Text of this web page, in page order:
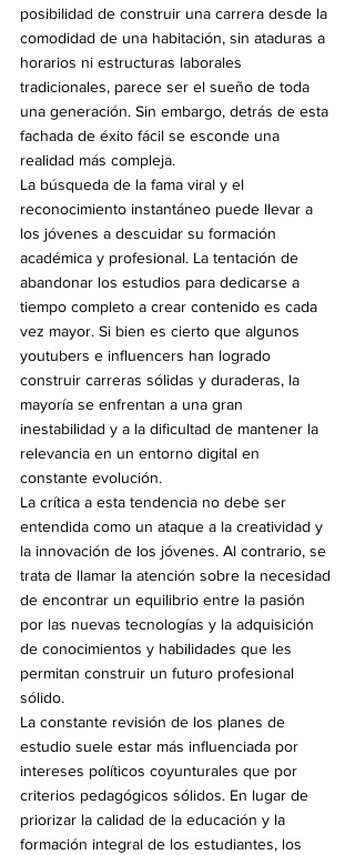
posibilidad de construir una carrera desde la
comodidad de una habitación, sin ataduras a
horarios ni estructuras laborales
tradicionales, parece ser el sueño de toda
una generación. Sin embargo, detrás de esta
fachada de éxito fácil se esconde una
realidad más compleja.
La búsqueda de la fama viral y el
reconocimiento instantáneo puede llevar a
los jóvenes a descuidar su formación
académica y profesional. La tentación de
abandonar los estudios para dedicarse a
tiempo completo a crear contenido es cada
vez mayor. Si bien es cierto que algunos
youtubers e influencers han logrado
construir carreras sólidas y duraderas, la
mayoría se enfrentan a una gran
inestabilidad y a la dificultad de mantener la
relevancia en un entorno digital en
constante evolución.
La crítica a esta tendencia no debe ser
entendida como un ataque a la creatividad y
la innovación de los jóvenes. Al contrario, se
trata de llamar la atención sobre la necesidad
de encontrar un equilibrio entre la pasión
por las nuevas tecnologías y la adquisición
de conocimientos y habilidades que les
permitan construir un futuro profesional
sólido.
La constante revisión de los planes de
estudio suele estar más influenciada por
intereses políticos coyunturales que por
criterios pedagógicos sólidos. En lugar de
priorizar la calidad de la educación y la
formación integral de los estudiantes, los